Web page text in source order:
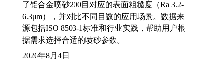
了铝合金喷砂200目对应的表面粗糙度（Ra 3.2-
6.3μm），并对比不同目数的应用场景。数据来
源包括ISO 8503-1标准和行业实践，帮助用户根
据需求选择合适的喷砂参数。
2026年8月4日